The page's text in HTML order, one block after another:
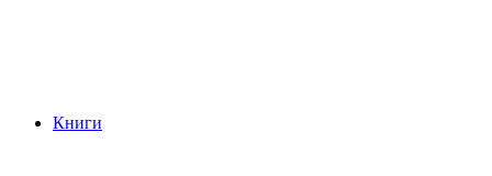
Книги